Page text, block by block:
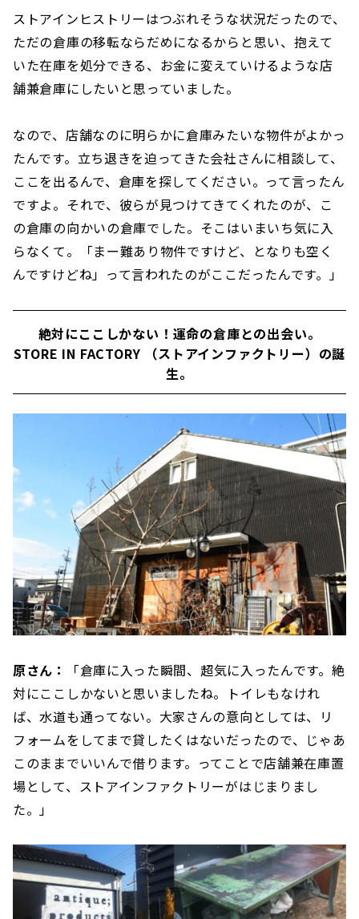
ストアインヒストリーはつぶれそうな状況だったので、
ただの倉庫の移転ならだめになるからと思い、抱えて
いた在庫を処分できる、お金に変えていけるような店
舗兼倉庫にしたいと思っていました。
なので、店舗なのに明らかに倉庫みたいな物件がよかっ
たんです。立ち退きを迫ってきた会社さんに相談して、
ここを出るんで、倉庫を探してください。って言ったん
ですよ。それで、彼らが見つけてきてくれたのが、こ
の倉庫の向かいの倉庫でした。そこはいまいち気に入
らなくて。「まー難あり物件ですけど、となりも空く
んですけどね」って言われたのがここだったんです。」
絶対にここしかない！運命の倉庫との出会い。
STORE IN FACTORY （ストアインファクトリー）の誕
生。
原さん：
「倉庫に入った瞬間、超気に入ったんです。絶
対にここしかないと思いましたね。トイレもなけれ
ば、水道も通ってない。大家さんの意向としては、リ
フォームをしてまで貸したくはないだったので、じゃあ
このままでいいんで借ります。ってことで店舗兼在庫置
場として、ストアインファクトリーがはじまりまし
た。」